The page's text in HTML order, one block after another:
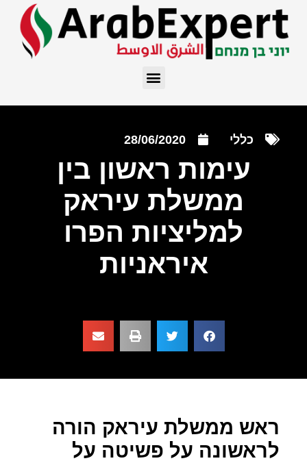
כללי 28/06/2020
עימות ראשון בין
ממשלת עיראק
למליציות הפרו
איראניות
ראש ממשלת עיראק הורה
לראשונה על פשיטה על